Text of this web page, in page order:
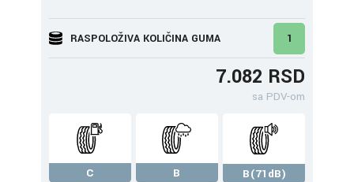
RASPOLOŽIVA KOLIČINA GUMA 1
7.082 RSD
sa PDV-om
C B
B(71dB)